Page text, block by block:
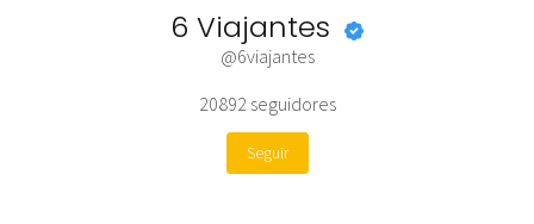
6 Viajantes
@6viajantes
20892 seguidores
Seguir